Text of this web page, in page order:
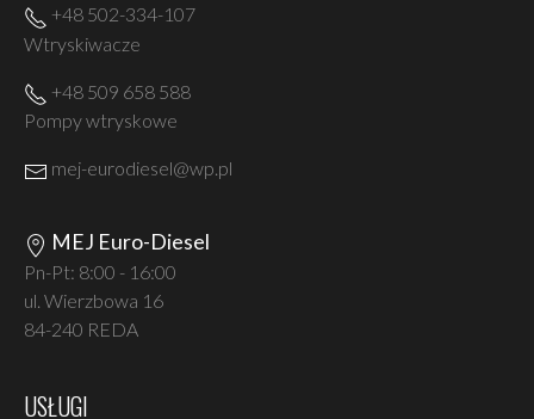
+48 502-334-107
Wtryskiwacze
+48 509 658 588
Pompy wtryskowe
mej-eurodiesel@wp.pl
MEJ Euro-Diesel
Pn-Pt: 8:00 - 16:00
ul. Wierzbowa 16
84-240 REDA
USŁUGI